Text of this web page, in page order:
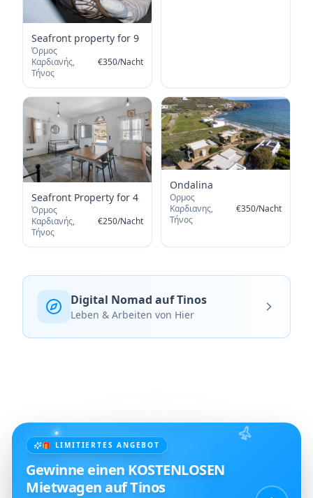
Seafront property for 9
Όρμος
Καρδιανής,
Τήνος
€350/Nacht
Seafront Property for 4
Όρμος
Καρδιανής,
Τήνος
€250/Nacht
Ondalina
Ορμος
Καρδιανης,
Τήνος
€350/Nacht
Digital Nomad auf Tinos
Leben & Arbeiten von Hier
🎁 LIMITIERTES ANGEBOT
Gewinne einen KOSTENLOSEN
Mietwagen auf Tinos